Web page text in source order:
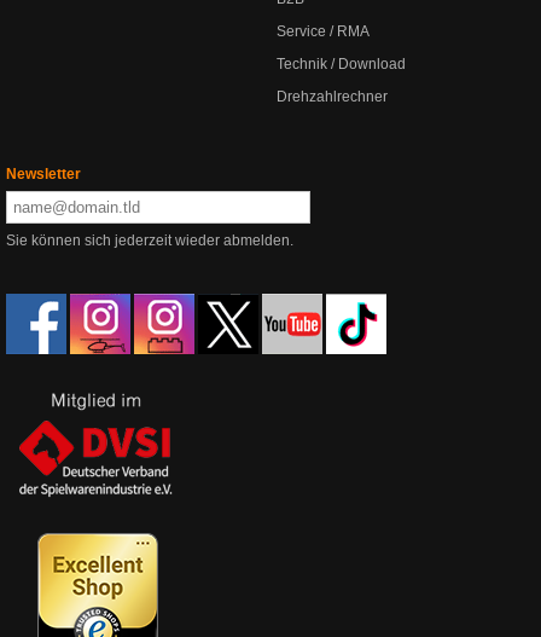
Service / RMA
Technik / Download
Drehzahlrechner
Newsletter
Sie können sich jederzeit wieder abmelden.